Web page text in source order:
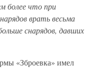
более что при
врать весьма
снарядов, давших
«Зброевка» имел